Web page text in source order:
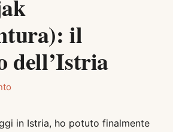
il
dell’Istria
in Istria, ho potuto finalmente